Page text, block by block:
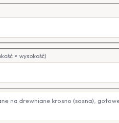
× wysokość)
na drewniane krosno (sosna),